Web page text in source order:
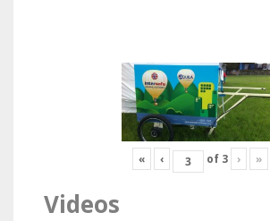
« ‹ of 3 › »
Videos